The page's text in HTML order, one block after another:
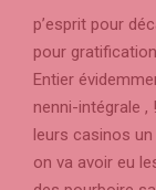
p’esprit pour
pour
Entier
nenni-intégrale ,
leurs casinos
on va avoir eu